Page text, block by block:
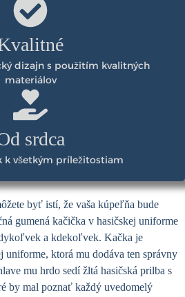
dizajn s použitím kvalitných
materiálov
srdca
k všetkým príležitostiam
byť istí, že vaša kúpeľňa bude
gumená kačička v hasičskej uniforme
a kdekoľvek. Kačka je
uniforme, ktorá mu dodáva ten správny
mu hrdo sedí žltá hasičská prilba s
by mal poznať každý uvedomelý